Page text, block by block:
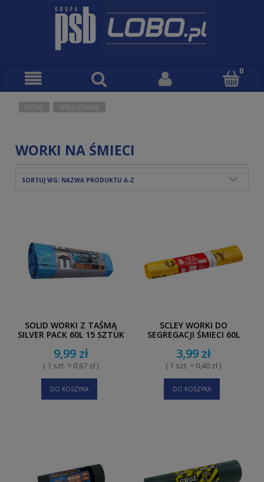
DOM SPRZĄTANIE
WORKI NA ŚMIECI
SORTUJ WG: NAZWA PRODUKTU A-Z
SOLID WORKI Z TAŚMĄ
SILVER PACK 60L 15 SZTUK
9,99 zł
( 1 szt. = 0,67 zł )
DO KOSZYKA
SCLEY WORKI DO
SEGREGACJI ŚMIECI 60L
3,99 zł
( 1 szt. = 0,40 zł )
DO KOSZYKA